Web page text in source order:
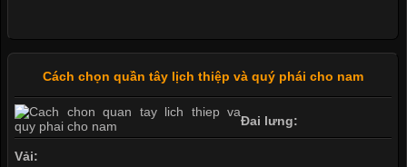
Cách chọn quần tây lịch thiệp và quý phái cho nam
Đai lưng:
Vải: